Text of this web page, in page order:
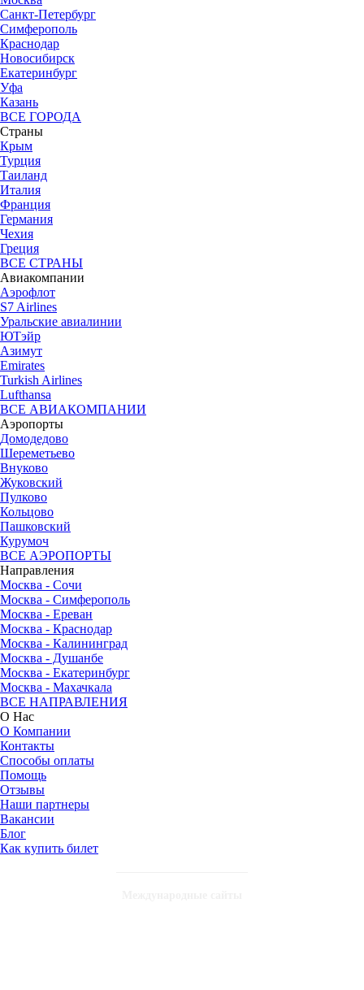
Санкт-Петербург
Симферополь
Краснодар
Новосибирск
Екатеринбург
Уфа
Казань
ВСЕ ГОРОДА
Страны
Крым
Турция
Таиланд
Италия
Франция
Германия
Чехия
Греция
ВСЕ СТРАНЫ
Авиакомпании
Аэрофлот
S7 Airlines
Уральские авиалинии
ЮТэйр
Азимут
Emirates
Turkish Airlines
Lufthansa
ВСЕ АВИАКОМПАНИИ
Аэропорты
Домодедово
Шереметьево
Внуково
Жуковский
Пулково
Кольцово
Пашковский
Курумоч
ВСЕ АЭРОПОРТЫ
Направления
Москва - Сочи
Москва - Симферополь
Москва - Ереван
Москва - Краснодар
Москва - Калининград
Москва - Душанбе
Москва - Екатеринбург
Москва - Махачкала
ВСЕ НАПРАВЛЕНИЯ
О Нас
О Компании
Контакты
Способы оплаты
Помощь
Отзывы
Наши партнеры
Вакансии
Блог
Как купить билет